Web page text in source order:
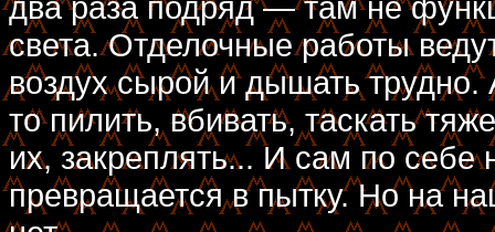
света. Отделочные работы
воздух сырой и дышать трудно.
то пилить, вбивать, таскать
их, закреплять... И сам по себе
превращается в пытку. Но на